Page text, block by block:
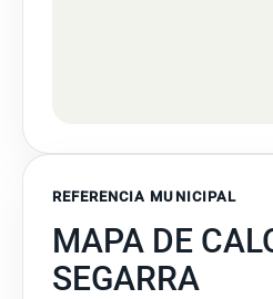
REFERENCIA MUNICIPAL
MAPA DE
SEGARRA